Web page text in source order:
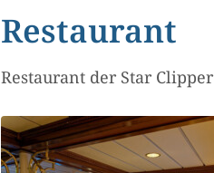
Restaurant
Restaurant der Star Clipper